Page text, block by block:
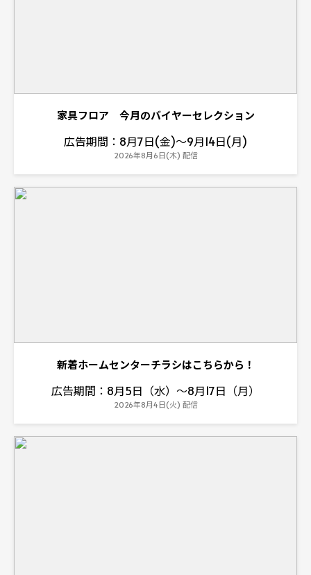
家具フロア 今月のバイヤーセレクション
広告期間：8月7日(金)～9月14日(月)
2026年8月6日(木) 配信
新着ホームセンターチラシはこちらから！
広告期間：8月5日（水）～8月17日（月）
2026年8月4日(火) 配信